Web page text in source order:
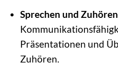
Sprechen und
Präsentationen und
Zuhören.